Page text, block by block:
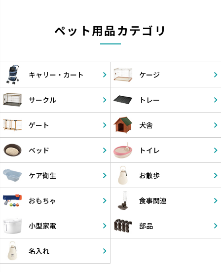
ペット用品カテゴリ
キャリー・ カート ケージ
サークル トレー
ゲート 犬舎
ベッド トイレ
ケア衛生 お散歩
おもちゃ 食事関連
小型家電 部品
名入れ